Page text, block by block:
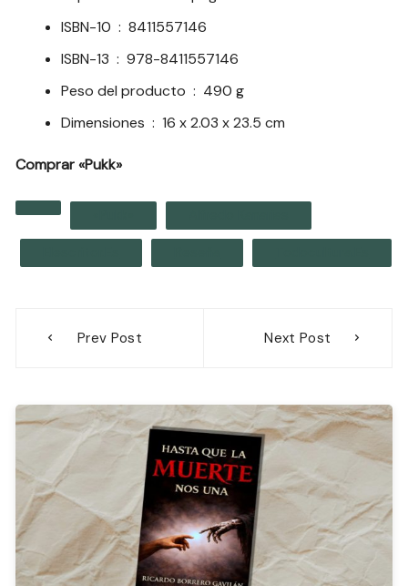
ISBN-10 ‏ : ‎8411557146
ISBN-13 ‏ : ‎978-8411557146
Peso del producto ‏ : ‎ 490 g
Dimensiones ‏ : ‎16 x 2.03 x 23.5 cm
Comprar «Pukk»
Prev Post Next Post